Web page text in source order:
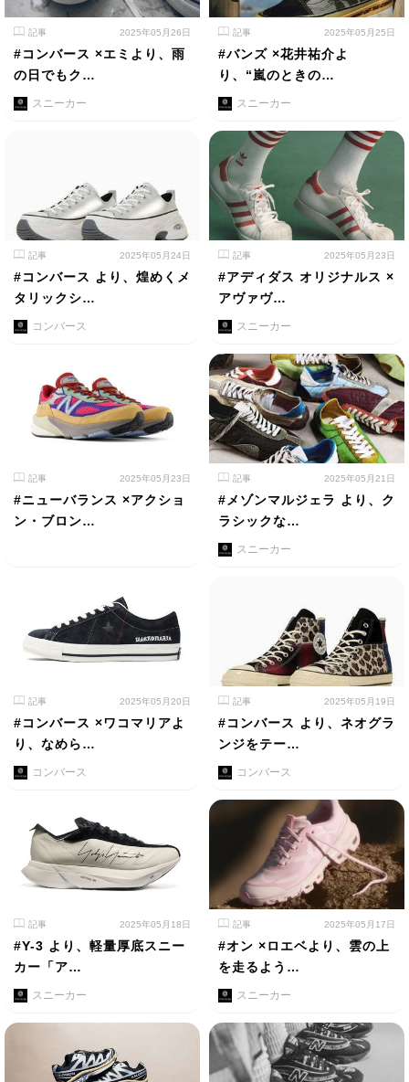
記事 2025年05月26日
#コンバース ×エミより、雨
の日でもク…
スニーカー
記事 2025年05月25日
#バンズ ×花井祐介よ
り、“嵐のときの…
スニーカー
記事 2025年05月24日
#コンバース より、煌めくメ
タリックシ…
コンバース
記事 2025年05月23日
#アディダス オリジナルス ×
アヴァヴ…
スニーカー
記事 2025年05月23日
#ニューバランス ×アクショ
ン・ブロン…
記事 2025年05月21日
#メゾンマルジェラ より、ク
ラシックな…
スニーカー
記事 2025年05月20日
#コンバース ×ワコマリアよ
り、なめら…
コンバース
記事 2025年05月19日
#コンバース より、ネオグラ
ンジをテー…
コンバース
記事 2025年05月18日
#Y-3 より、軽量厚底スニー
カー「ア…
スニーカー
記事 2025年05月17日
#オン ×ロエベより、雲の上
を走るよう…
スニーカー